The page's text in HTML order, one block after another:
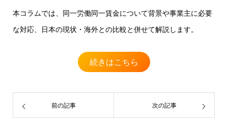
本コラムでは、同一労働同一賃金について背景や事業主に必要
な対応、日本の現状・海外との比較と併せて解説します。
続きはこちら
前の記事 次の記事